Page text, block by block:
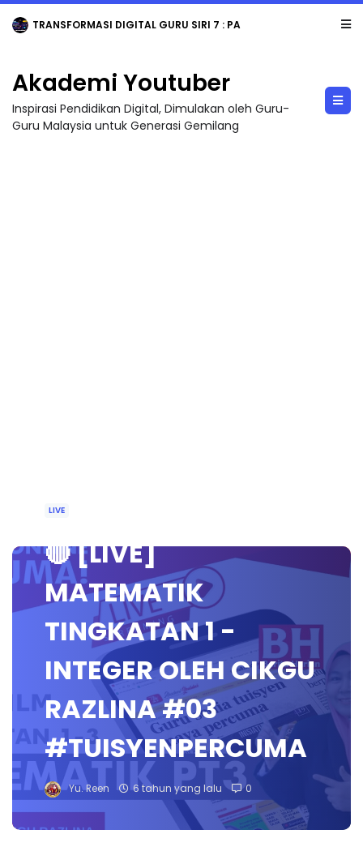
TRANSFORMASI DIGITAL GURU SIRI 7 : PAHLAWAN DIGITAL PENYELAMAT DUNIA
Akademi Youtuber
Inspirasi Pendidikan Digital, Dimulakan oleh Guru-
Guru Malaysia untuk Generasi Gemilang
LIVE
🔴 [LIVE]
MATEMATIK
TINGKATAN 1 -
INTEGER OLEH CIKGU
RAZLINA #03
#TUISYENPERCUMA
Yu. Reen 6 tahun yang lalu 0